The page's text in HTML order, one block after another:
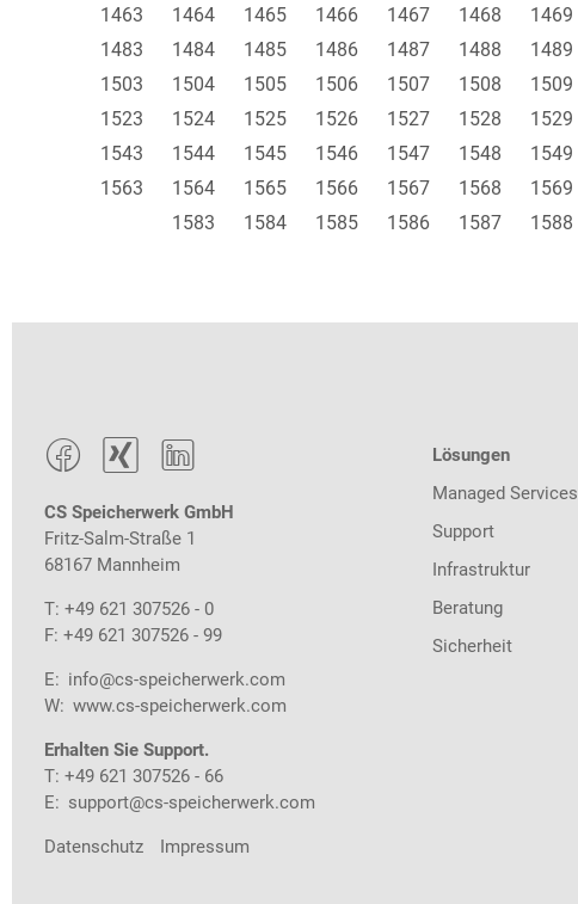
1463
1464 1465 1466 1467 1468 1469
1483
1484 1485 1486 1487 1488 1489
1503
1504 1505 1506 1507 1508 1509
1523
1524 1525 1526 1527 1528 1529
1543
1544 1545 1546 1547 1548 1549
1563
1564 1565 1566 1567 1568 1569
1583
1584 1585 1586 1587 1588
  
CS Speicherwerk GmbH
Fritz-Salm-Straße 1
68167 Mannheim
T: +49 621 307526 - 0
F: +49 621 307526 - 99
E: info@cs-speicherwerk.com
W: www.cs-speicherwerk.com
Erhalten Sie Support.
T: +49 621 307526 - 66
E: support@cs-speicherwerk.com
Datenschutz Impressum
Lösungen
Managed Services
Support
Infrastruktur
Beratung
Sicherheit